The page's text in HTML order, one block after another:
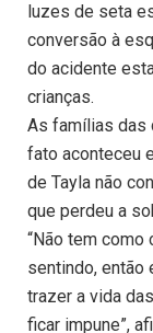
luzes de seta
conversão à
do acidente
crianças.
As famílias das
fato aconteceu
de Tayla não
que perdeu a
“Não tem
sentindo, então
trazer a vida
ficar impune”,